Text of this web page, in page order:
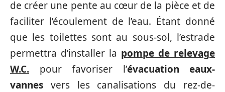
de créer une pente au cœur de la pièce et de
faciliter l’écoulement de l’eau. Étant donné
que les toilettes sont au sous-sol, l’estrade
permettra d’installer la pompe de relevage
W.C. pour favoriser l’évacuation eaux-
vannes vers les canalisations du rez-de-